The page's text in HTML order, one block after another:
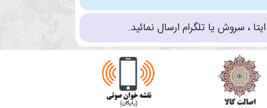
، سروش یا تلگرام ارسال نمائید.